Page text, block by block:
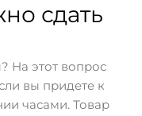
сдать
На этот вопрос
вы придете к
часами. Товар